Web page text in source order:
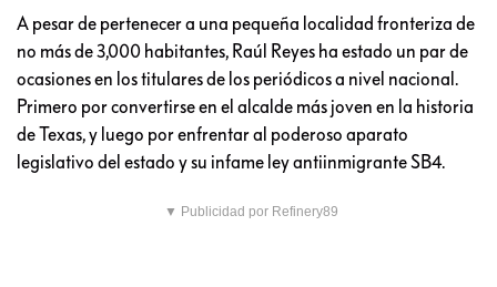
A pesar de pertenecer a una pequeña localidad fronteriza de
no más de 3,000 habitantes, Raúl Reyes ha estado un par de
ocasiones en los titulares de los periódicos a nivel nacional.
Primero por convertirse en el alcalde más joven en la historia
de Texas, y luego por enfrentar al poderoso aparato
legislativo del estado y su infame ley antiinmigrante SB4.
▼ Publicidad por Refinery89